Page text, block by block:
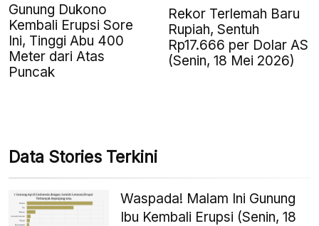
Gunung Dukono
Kembali Erupsi Sore
Ini, Tinggi Abu 400
Meter dari Atas
Puncak
Rekor Terlemah Baru
Rupiah, Sentuh
Rp17.666 per Dolar AS
(Senin, 18 Mei 2026)
Data Stories Terkini
Waspada! Malam Ini Gunung
Ibu Kembali Erupsi (Senin, 18